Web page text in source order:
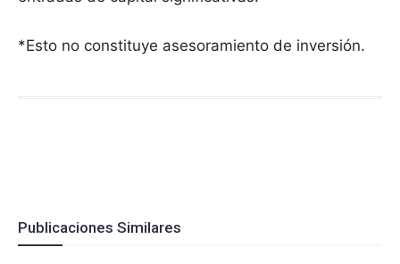
*Esto no constituye asesoramiento de inversión.
Publicaciones Similares